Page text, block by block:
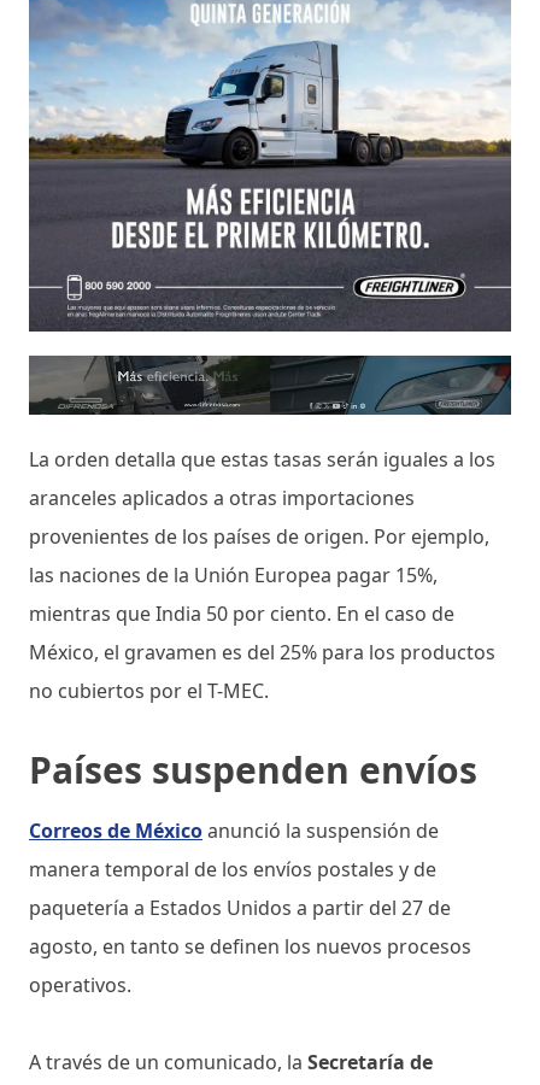
La orden detalla que estas tasas serán iguales a los
aranceles aplicados a otras importaciones
provenientes de los países de origen. Por ejemplo,
las naciones de la Unión Europea pagar 15%,
mientras que India 50 por ciento. En el caso de
México, el gravamen es del 25% para los productos
no cubiertos por el T-MEC.
Países suspenden envíos
Correos de Méxicoanunció la suspensión de
manera temporal de los envíos postales y de
paquetería a Estados Unidos a partir del 27 de
agosto, en tanto se definen los nuevos procesos
operativos.
A través de un comunicado, la Secretaría de